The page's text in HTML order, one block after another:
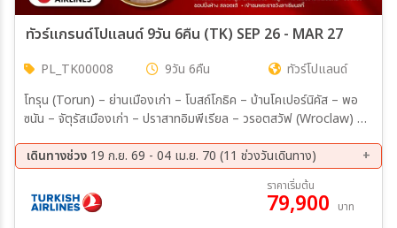
ทัวร์แกรนด์โปแลนด์ 9วัน 6คืน (TK) SEP 26 - MAR 27
PL_TK00008 9วัน 6คืน
ทัวร์โปแลนด์
โทรุน (Torun) – ย่านเมืองเก่า – โบสถ์โกธิค – บ้านโคเปอร์นิคัส – พอ
ซนัน – จัตุรัสเมืองเก่า – ปราสาทอิมพีเรียล – วรอตสวัฟ (Wroclaw) –
อารามจัสนากอร่า – แบล็คมาดอนน่า โบสถ์เซนต์แมรี – ตลาดนัดรีเน็ค โก
ลนี่ – ปราสาทวาเวล – ค่ายเอาสช์วิตช์ – เหมืองเกลือวิลลิกซ์กา – เชชูฟ
(Rzeszów) – มาร์เก็ตสแควร์ – ศาลาว่าการเมือง – ลับบลิน – ปราสาท
ลับบลิน – โคตรข้าวเกต – กรุงวอร์ซอว์ – พระราชวังลาเซียนสกี้
เดินทางช่วง 19 ก.ย. 69 - 04 เม.ย. 70 (11 ช่วงวันเดินทาง)
09 ต.ค. 69 - 17 ต.ค. 69
18 ต.ค. 69 - 26 ต.ค. 69
29 พ.ย. 69 - 07 ธ.ค. 69
04 ธ.ค. 69 - 12 ธ.ค. 69
23 ม.ค. 70 - 31 ม.ค. 70
ราคาเริ่มต้น
79,900 บาท